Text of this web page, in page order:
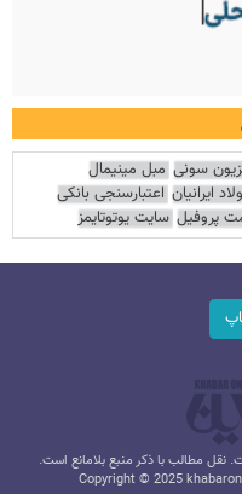
سونی مبل مینیمال
ایرانیان اعتبارسنجی بانکی
پروفیل سایت یوتوتایمز
مطالب با ذکر منبع بلامانع است.
Copyright © 2025